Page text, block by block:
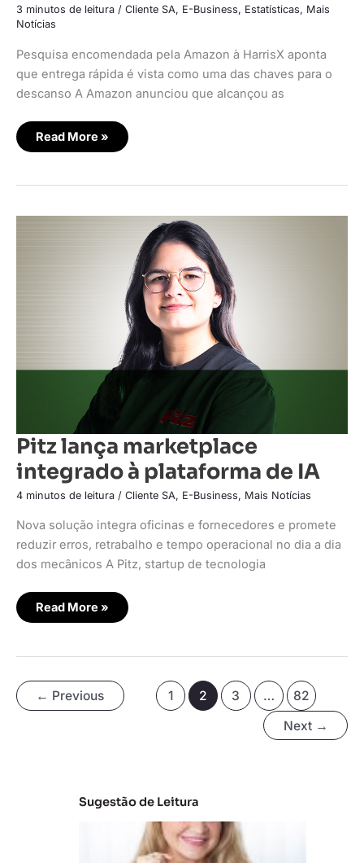
3 minutos de leitura / Cliente SA, E-Business, Estatísticas, Mais
Notícias
Pesquisa encomendada pela Amazon à HarrisX aponta
que entrega rápida é vista como uma das chaves para o
descanso A Amazon anunciou que alcançou as
Read More »
Pitz lança marketplace
integrado à plataforma de IA
4 minutos de leitura / Cliente SA, E-Business, Mais Notícias
Nova solução integra oficinas e fornecedores e promete
reduzir erros, retrabalho e tempo operacional no dia a dia
dos mecânicos A Pitz, startup de tecnologia
Pitz
Read More »
← Previous 1 2 3 …
82
Next →
Sugestão de Leitura